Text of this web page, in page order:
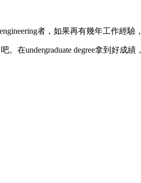
者，如果再有幾年工作經驗
在undergraduate degree拿到好成績